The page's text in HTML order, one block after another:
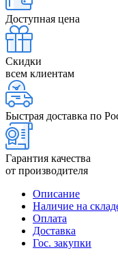
Доступная цена
Скидки
всем клиентам
Быстрая доставка по
Гарантия качества
от производителя
Описание
Наличие на
Оплата
Доставка
Гос. закупки